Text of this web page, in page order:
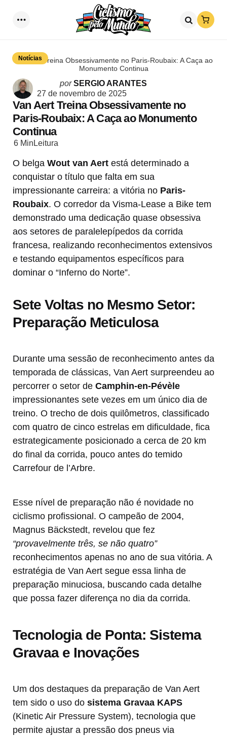
Loja
Notícias
Van Aert Treina Obsessivamente no Paris-Roubaix: A Caça ao
Monumento Continua
Postado
por
porSERGIO ARANTES
27 de novembro de 2025
Van Aert Treina Obsessivamente no
Paris-Roubaix: A Caça ao Monumento
Continua
6 Min Leitura
O belga Wout van Aert está determinado a
conquistar o título que falta em sua
impressionante carreira: a vitória no Paris-
Roubaix. O corredor da Visma-Lease a Bike tem
demonstrado uma dedicação quase obsessiva
aos setores de paralelepípedos da corrida
francesa, realizando reconhecimentos extensivos
e testando equipamentos específicos para
dominar o “Inferno do Norte”.
Sete Voltas no Mesmo Setor:
Preparação Meticulosa
Durante uma sessão de reconhecimento antes da
temporada de clássicas, Van Aert surpreendeu ao
percorrer o setor de Camphin-en-Pévèle
impressionantes sete vezes em um único dia de
treino. O trecho de dois quilômetros, classificado
com quatro de cinco estrelas em dificuldade, fica
estrategicamente posicionado a cerca de 20 km
do final da corrida, pouco antes do temido
Carrefour de l’Arbre.
Esse nível de preparação não é novidade no
ciclismo profissional. O campeão de 2004,
Magnus Bäckstedt, revelou que fez
“provavelmente três, se não quatro”
reconhecimentos apenas no ano de sua vitória. A
estratégia de Van Aert segue essa linha de
preparação minuciosa, buscando cada detalhe
que possa fazer diferença no dia da corrida.
Tecnologia de Ponta: Sistema
Gravaa e Inovações
Um dos destaques da preparação de Van Aert
tem sido o uso do sistema Gravaa KAPS
(Kinetic Air Pressure System), tecnologia que
permite ajustar a pressão dos pneus via